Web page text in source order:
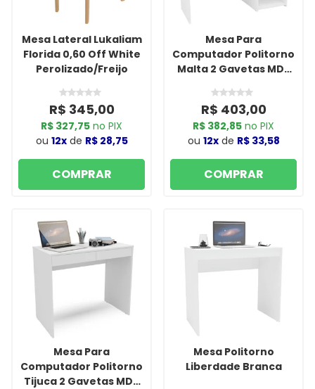
Mesa Lateral Lukaliam
Florida 0,60 Off White
Perolizado/Freijo
R$ 345,00
R$ 327,75 no PIX
ou 12xde R$ 28,75
COMPRAR
Mesa Para
Computador Politorno
Malta 2 Gavetas MDP
R$ 403,00
R$ 382,85 no PIX
ou 12xde R$ 33,58
COMPRAR
Mesa Para
Computador Politorno
Tijuca 2 Gavetas MDP
Mesa Politorno
Liberdade Branca